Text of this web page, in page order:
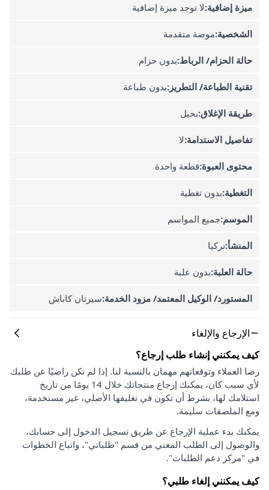
ميزة إضافية:لا توجد ميزة إضافية
الشخصية:موضة متقدمة
حالة الحزام/ الرباط:بدون حزام
تقنية الطباعة/ التطريز:بدون طباعة
طريقة الإغلاق:بحبل
تفاصيل الاستدامة:لا
محتوى العبوة:قطعة واحدة
التغطية:بدون تغطية
الموسم:جميع المواسم
المنشأ:تركيا
حالة العلبة:بدون علبة
المستورد/ الوكيل المعتمد/ مزود الخدمة:سيرتان كاباش
الإرجاع والإلغاء
كيف يمكنني إنشاء طلب إرجاع؟
رضا العملاء وتوقعاتهم مهمان بالنسبة لنا. إذا لم تكن راضيًا عن طلبك
لأي سبب كان، يمكنك إرجاع منتجاتك خلال 14 يومًا من تاريخ
استلامك لها، بشرط أن تكون في تغليفها الأصلي، غير مستخدمة،
ومع الملصقات سليمة.
يمكنك بدء عملية الإرجاع عن طريق تسجيل الدخول إلى حسابك،
والوصول إلى الطلب المعني من قسم "طلباتي"، واتباع الخطوات
في "مركز دعم الطلبات".
كيف يمكنني إلغاء طلبي؟